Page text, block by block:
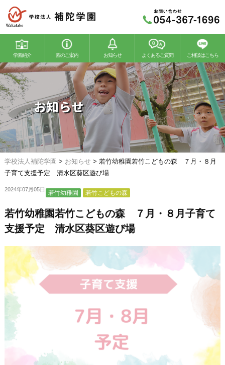
学園紹介 園のご案内
若竹幼稚園 若竹こどもの森
お知らせ よくあるご質問 ご相談はこちら
お知らせ
学校法人補陀学園 > お知らせ> 若竹幼稚園若竹こどもの森 ７月・８月
子育て支援予定 清水区葵区遊び場
2024年07月05日 若竹幼稚園 若竹こどもの森
若竹幼稚園若竹こどもの森 ７月・８月子育て
支援予定 清水区葵区遊び場